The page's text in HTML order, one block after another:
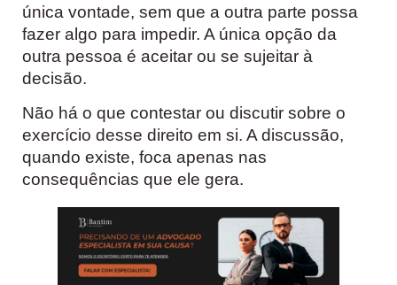
única vontade, sem que a outra parte possa
fazer algo para impedir. A única opção da
outra pessoa é aceitar ou se sujeitar à
decisão.
Não há o que contestar ou discutir sobre o
exercício desse direito em si. A discussão,
quando existe, foca apenas nas
consequências que ele gera.